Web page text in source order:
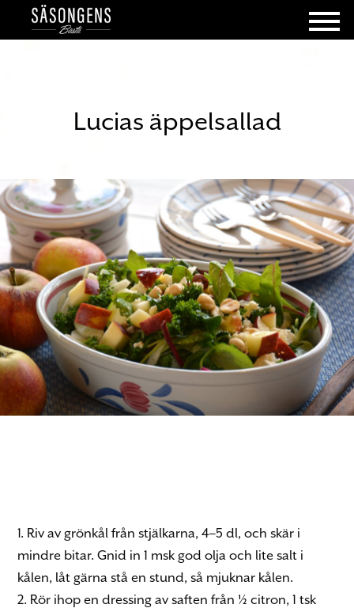
Lucias äppelsallad
1. Riv av grönkål från stjälkarna, 4–5 dl, och skär i
mindre bitar. Gnid in 1 msk god olja och lite salt i
kålen, låt gärna stå en stund, så mjuknar kålen.
2. Rör ihop en dressing av saften från ½ citron, 1 tsk